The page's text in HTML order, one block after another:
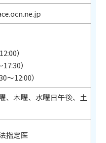
）
）
～12:00）
、木曜、水曜日午後、土
指定医